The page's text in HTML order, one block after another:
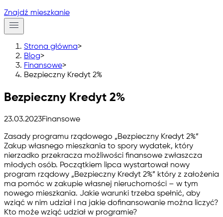
Znajdź mieszkanie
Strona główna>
Blog>
Finansowe>
Bezpieczny Kredyt 2%
Bezpieczny Kredyt 2%
23.03.2023Finansowe
Zasady programu rządowego „Bezpieczny Kredyt 2%”
Zakup własnego mieszkania to spory wydatek, który
nierzadko przekracza możliwości finansowe zwłaszcza
młodych osób. Początkiem lipca wystartował nowy
program rządowy „Bezpieczny Kredyt 2%” który z założenia
ma pomóc w zakupie własnej nieruchomości – w tym
nowego mieszkania. Jakie warunki trzeba spełnić, aby
wziąć w nim udział i na jakie dofinansowanie można liczyć?
Kto może wziąć udział w programie?